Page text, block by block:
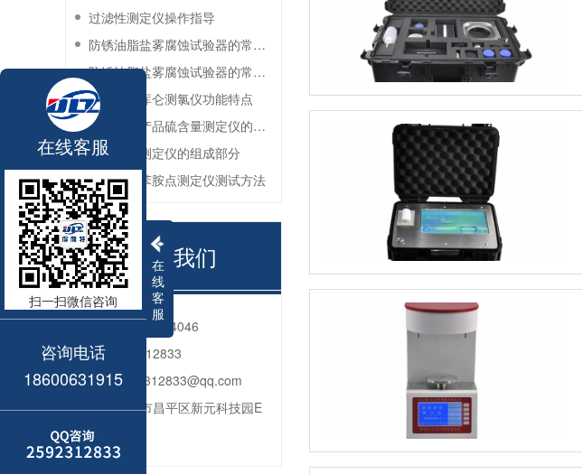
过滤性测定仪操作指导
防锈油脂盐雾腐蚀试验器的常见故障与解决方法
防锈油脂盐雾腐蚀试验器的常见故障与解决方法
全自动微库仑测氯仪功能特点
深色石油产品硫含量测定仪的工作环境要求
油品色度测定仪的组成部分
石油产品苯胺点测定仪测试方法
联系我们
010-80764046
QQ：
2592312833
邮箱：2592312833@qq.com
地址：北京市昌平区新元科技园E
座206
在
线
客
服
在线客服
扫一扫微信咨询
咨询电话
18600631915